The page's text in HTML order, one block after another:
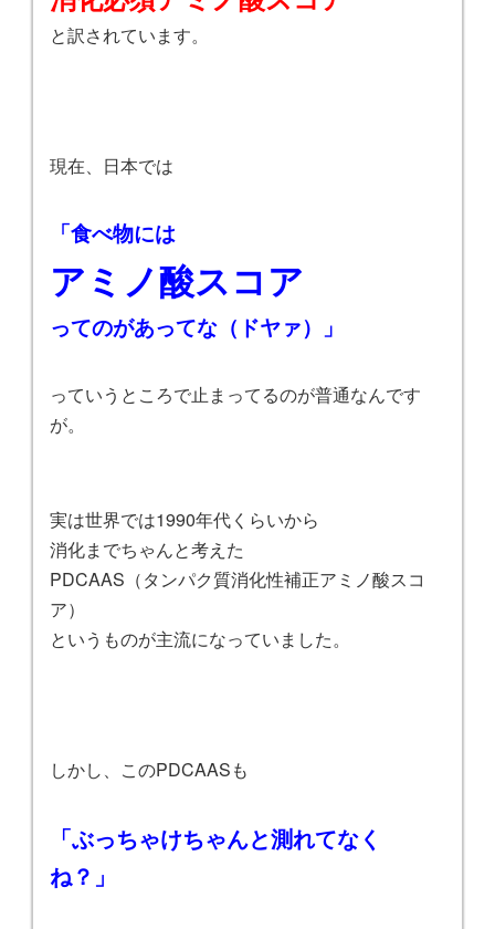
と訳されています。
現在、日本では
「食べ物には
アミノ酸スコア
ってのがあってな（ドヤァ）」
っていうところで止まってるのが普通なんです
が。
実は世界では1990年代くらいから
消化までちゃんと考えた
PDCAAS（タンパク質消化性補正アミノ酸スコ
ア）
というものが主流になっていました。
しかし、このPDCAASも
「ぶっちゃけちゃんと測れてなく
ね？」